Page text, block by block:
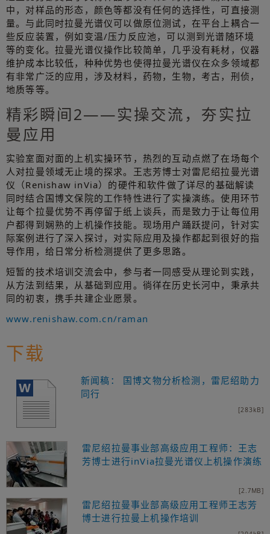
中，对样品的形态，颜色等都没有任何的选择性，可直接测
量。与此同时拉曼光谱仪可以做原位测试，在平台上耦合一
些反应装置，例如变温/压力反应池，可以测到光谱随环境
等的变化。拉曼光谱仪操作比较简单，几乎没有耗材，仪器
维护成本比较低，种种优势也使得拉曼光谱仪在众多领域都
有非常广泛的应用，涉及材料，药物，生物，考古，刑侦，
地质等等。
精彩瞬间2——实操交流，夯实拉
曼应用
实验室面对面的上机实操环节，热烈的互动点燃了在场每个
人对拉曼领域无止境的探求。王志芳博士对雷尼绍拉曼光谱
仪（Renishaw inVia）的硬件和软件做了详尽的基础解读
同时结合国博文保院的工作特性进行了实操演练。使用环节
让每个拉曼优势不再停留于纸上谈兵，而是致力于让每位用
户都得到娴熟的上机操作技能。现场用户踊跃提问，针对实
际案例进行了深入探讨，对实际应用及操作都起到很好的指
导作用，给日常分析检测提供了更多思路。
短暂的技术培训交流会中，参与者一同感受从理论到实践，
从方法到结果，从基础到应用。徜徉在历史长河中，秉承共
同的初衷，携手共建企业愿景。
www.renishaw.com.cn/raman
下载
新闻稿： 国博文物分析检测，雷尼绍助力
同行
[283kB]
雷尼绍拉曼事业部高级应用工程师：王志
芳博士进行inVia拉曼光谱仪上机操作演练
[2.7MB]
雷尼绍拉曼事业部高级应用工程师王志芳
博士进行拉曼上机操作培训